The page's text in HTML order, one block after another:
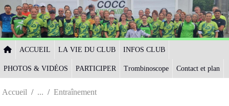
ACCUEIL LA VIE DU CLUB INFOS CLUB
PHOTOS & VIDÉOS PARTICIPER Trombinoscope Contact et plan
Accueil Entraînement
Panneau de gestion des cookies